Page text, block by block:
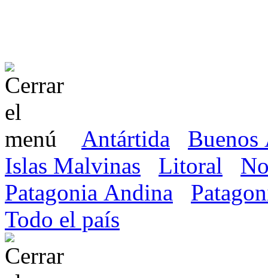
Antártida
Buenos
Islas Malvinas
Litoral
Patagonia Andina
Todo el país